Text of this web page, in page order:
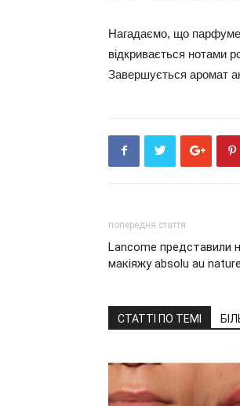
Нагадаємо, що
відкривається нотами
Завершується аромат
попередня стаття
Lancome представили
макіяжу absolu au
СТАТТІ ПО ТЕМІ